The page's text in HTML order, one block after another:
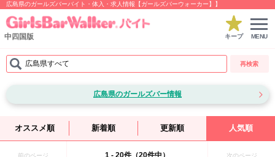
広島県のガールズバーバイト・体入・求人情報【ガールズバーウォーカー】】
中四国版 キープ MENU
広島県すべて 再検索
広島県のガールズバー情報
オススメ順 新着順 更新順 人気順
前のページ 1 - 20件（20件中） 次のページ